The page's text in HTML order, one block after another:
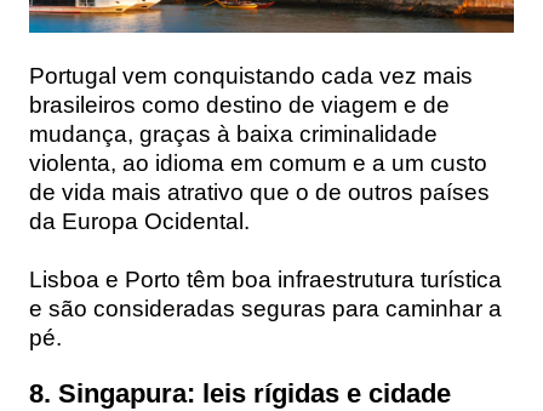
Portugal vem conquistando cada vez mais
brasileiros como destino de viagem e de
mudança, graças à baixa criminalidade
violenta, ao idioma em comum e a um custo
de vida mais atrativo que o de outros países
da Europa Ocidental.
Lisboa e Porto têm boa infraestrutura turística
e são consideradas seguras para caminhar a
pé.
8. Singapura: leis rígidas e cidade